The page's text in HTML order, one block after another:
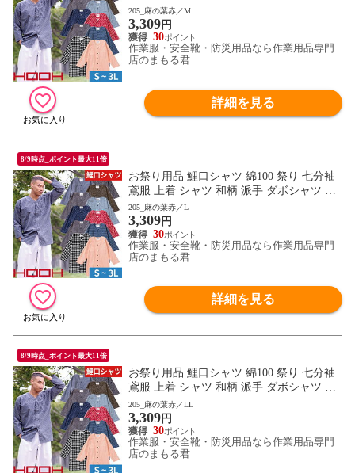
上被服 鳳皇 HOOH お祭り 夏祭り 花火大会
衣装 大人 男 縁日 出店 おみこし 祭り 職人
神和風 柄 華やか かっこいい おしゃれ 570
0 作業服 通年 大きいサイズ
205_麻の葉赤／M
3,309円
30
作業服・安全靴・防災用品なら作業用品専門
店のまもる君
詳細を見る
8/9時点_ポイント最大11倍
お祭り用品 鯉口シャツ 綿100 祭り 七分袖
鳶服 上着 シャツ 和柄 派手 ダボシャツ 村
上被服 鳳皇 HOOH お祭り 夏祭り 花火大会
衣装 大人 男 縁日 出店 おみこし 祭り 職人
神和風 柄 華やか かっこいい おしゃれ 570
0 作業服 通年 大きいサイズ
205_麻の葉赤／L
3,309円
30
作業服・安全靴・防災用品なら作業用品専門
店のまもる君
詳細を見る
8/9時点_ポイント最大11倍
お祭り用品 鯉口シャツ 綿100 祭り 七分袖
鳶服 上着 シャツ 和柄 派手 ダボシャツ 村
上被服 鳳皇 HOOH お祭り 夏祭り 花火大会
衣装 大人 男 縁日 出店 おみこし 祭り 職人
神和風 柄 華やか かっこいい おしゃれ 570
0 作業服 通年 大きいサイズ
205_麻の葉赤／LL
3,309円
30
作業服・安全靴・防災用品なら作業用品専門
店のまもる君